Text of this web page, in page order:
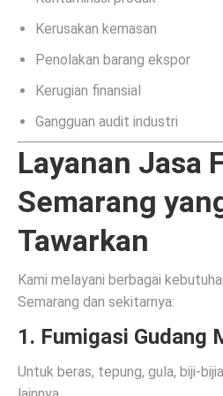
Kerusakan kemasan
Penolakan barang ekspor
Kerugian finansial
Gangguan audit industri
Layanan Jasa
Semarang
Tawarkan
Kami melayani berbagai
Semarang dan sekitarnya:
1. Fumigasi Gudang
Untuk beras, tepung, gula, biji-